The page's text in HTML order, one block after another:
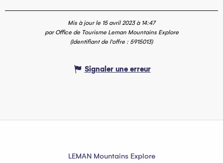
Mis à jour le 15 avril 2023 à 14:47
par Office de Tourisme Leman Mountains Explore
(Identifiant de l'offre : 5915013)
Signaler une erreur
LEMAN Mountains Explore